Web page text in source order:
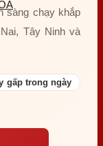
sàng chạy khắp
Tây Ninh và
gấp trong ngày